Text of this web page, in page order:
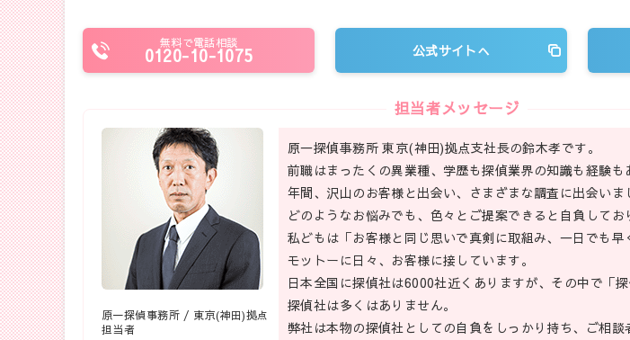
無料で電話相談
0120-10-1075 公式サイトへ
担当者メッセージ
原一探偵事務所 / 東京(神田)拠点
担当者
原一探偵事務所 東京(神田)拠点支社長の鈴木孝です。
前職はまったくの異業種、学歴も探偵業界の知識も経験
年間、沢山のお客様と出会い、さまざまな調査に出会い
どのようなお悩みでも、色々とご提案できると自負してお
私どもは「お客様と同じ思いで真剣に取組み、一日でも早
モットーに日々、お客様に接しています。
日本全国に探偵社は6000社近くありますが、その中で「
探偵社は多くはありません。
弊社は本物の探偵社としての自負をしっかり持ち、ご相